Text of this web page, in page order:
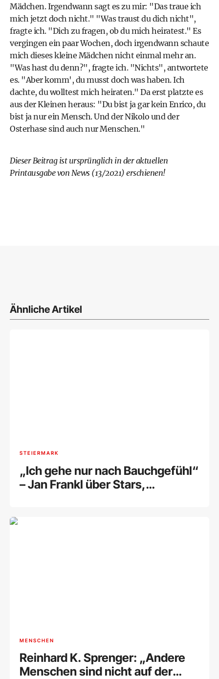
Mädchen. Irgendwann sagt es zu mir: "Das traue ich
mich jetzt doch nicht." "Was traust du dich nicht",
fragte ich. "Dich zu fragen, ob du mich heiratest." Es
vergingen ein paar Wochen, doch irgendwann schaute
mich dieses kleine Mädchen nicht einmal mehr an.
"Was hast du denn?", fragte ich. "Nichts", antwortete
es. "Aber komm', du musst doch was haben. Ich
dachte, du wolltest mich heiraten." Da erst platzte es
aus der Kleinen heraus: "Du bist ja gar kein Enrico, du
bist ja nur ein Mensch. Und der Nikolo und der
Osterhase sind auch nur Menschen."
Dieser Beitrag ist ursprünglich in der aktuellen
Printausgabe von News (13/2021) erschienen!
Ähnliche Artikel
STEIERMARK
„Ich gehe nur nach Bauchgefühl“
– Jan Frankl über Stars,
MENSCHEN
Reinhard K. Sprenger: „Andere
Menschen sind nicht auf der